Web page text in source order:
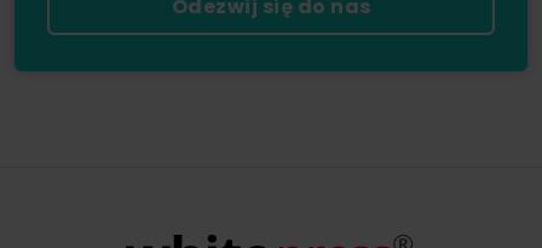
Odezwij się do nas